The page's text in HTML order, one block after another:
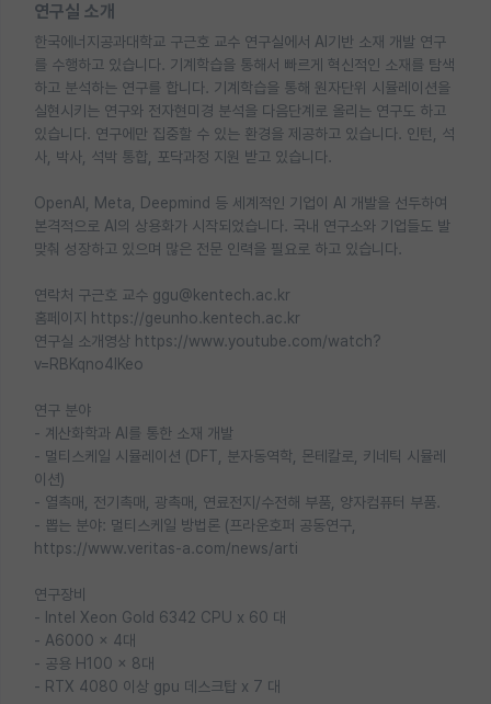
연구실 소개
한국에너지공과대학교 구근호 교수 연구실에서 AI기반 소재 개발 연구
를 수행하고 있습니다. 기계학습을 통해서 빠르게 혁신적인 소재를 탐색
하고 분석하는 연구를 합니다. 기계학습을 통해 원자단위 시뮬레이션을
실현시키는 연구와 전자현미경 분석을 다음단계로 올리는 연구도 하고
있습니다. 연구에만 집중할 수 있는 환경을 제공하고 있습니다. 인턴, 석
사, 박사, 석박 통합, 포닥과정 지원 받고 있습니다.
OpenAI, Meta, Deepmind 등 세계적인 기업이 AI 개발을 선두하여
본격적으로 AI의 상용화가 시작되었습니다. 국내 연구소와 기업들도 발
맞춰 성장하고 있으며 많은 전문 인력을 필요로 하고 있습니다.
연락처 구근호 교수 ggu@kentech.ac.kr
홈페이지 https://geunho.kentech.ac.kr
연구실 소개영상 https://www.youtube.com/watch?
v=RBKqno4lKeo
연구 분야
- 계산화학과 AI를 통한 소재 개발
- 멀티스케일 시뮬레이션 (DFT, 분자동역학, 몬테칼로, 키네틱 시뮬레
이션)
- 열촉매, 전기촉매, 광촉매, 연료전지/수전해 부품, 양자컴퓨터 부품.
- 뽑는 분야: 멀티스케일 방법론 (프라운호퍼 공동연구,
https://www.veritas-a.com/news/arti
연구장비
- Intel Xeon Gold 6342 CPU x 60 대
- A6000 x 4대
- 공용 H100 x 8대
- RTX 4080 이상 gpu 데스크탑 x 7 대